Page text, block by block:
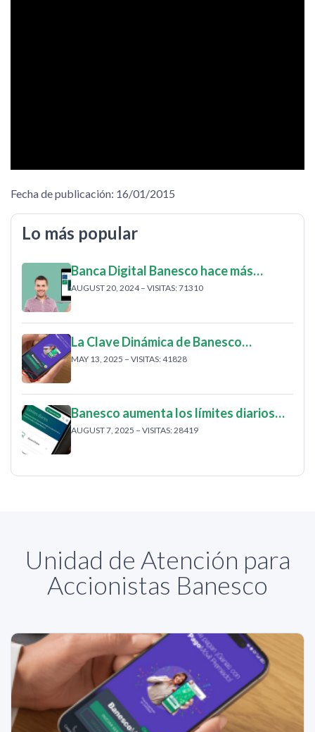
Fecha de publicación: 16/01/2015
Lo más popular
Banca Digital Banesco hace más…
AUGUST 20, 2024 – VISITAS: 71310
La Clave Dinámica de Banesco…
MAY 13, 2025 – VISITAS: 41828
Banesco aumenta los límites diarios…
AUGUST 7, 2025 – VISITAS: 28419
Unidad de Atención para
Accionistas Banesco